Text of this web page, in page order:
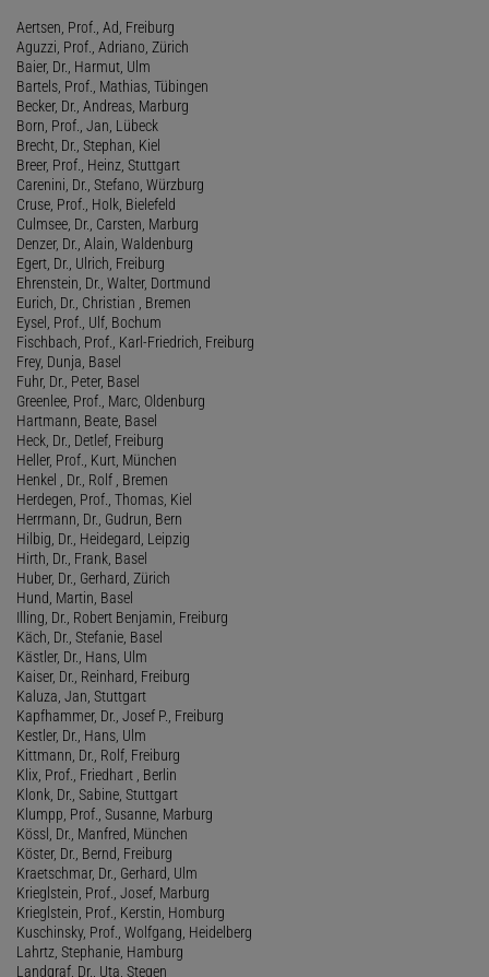
Aertsen, Prof., Ad, Freiburg
Aguzzi, Prof., Adriano, Zürich
Baier, Dr., Harmut, Ulm
Bartels, Prof., Mathias, Tübingen
Becker, Dr., Andreas, Marburg
Born, Prof., Jan, Lübeck
Brecht, Dr., Stephan, Kiel
Breer, Prof., Heinz, Stuttgart
Carenini, Dr., Stefano, Würzburg
Cruse, Prof., Holk, Bielefeld
Culmsee, Dr., Carsten, Marburg
Denzer, Dr., Alain, Waldenburg
Egert, Dr., Ulrich, Freiburg
Ehrenstein, Dr., Walter, Dortmund
Eurich, Dr., Christian , Bremen
Eysel, Prof., Ulf, Bochum
Fischbach, Prof., Karl-Friedrich, Freiburg
Frey, Dunja, Basel
Fuhr, Dr., Peter, Basel
Greenlee, Prof., Marc, Oldenburg
Hartmann, Beate, Basel
Heck, Dr., Detlef, Freiburg
Heller, Prof., Kurt, München
Henkel , Dr., Rolf , Bremen
Herdegen, Prof., Thomas, Kiel
Herrmann, Dr., Gudrun, Bern
Hilbig, Dr., Heidegard, Leipzig
Hirth, Dr., Frank, Basel
Huber, Dr., Gerhard, Zürich
Hund, Martin, Basel
Illing, Dr., Robert Benjamin, Freiburg
Käch, Dr., Stefanie, Basel
Kästler, Dr., Hans, Ulm
Kaiser, Dr., Reinhard, Freiburg
Kaluza, Jan, Stuttgart
Kapfhammer, Dr., Josef P., Freiburg
Kestler, Dr., Hans, Ulm
Kittmann, Dr., Rolf, Freiburg
Klix, Prof., Friedhart , Berlin
Klonk, Dr., Sabine, Stuttgart
Klumpp, Prof., Susanne, Marburg
Kössl, Dr., Manfred, München
Köster, Dr., Bernd, Freiburg
Kraetschmar, Dr., Gerhard, Ulm
Krieglstein, Prof., Josef, Marburg
Krieglstein, Prof., Kerstin, Homburg
Kuschinsky, Prof., Wolfgang, Heidelberg
Lahrtz, Stephanie, Hamburg
Landgraf, Dr., Uta, Stegen